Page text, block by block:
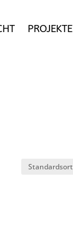
PROJEKTE